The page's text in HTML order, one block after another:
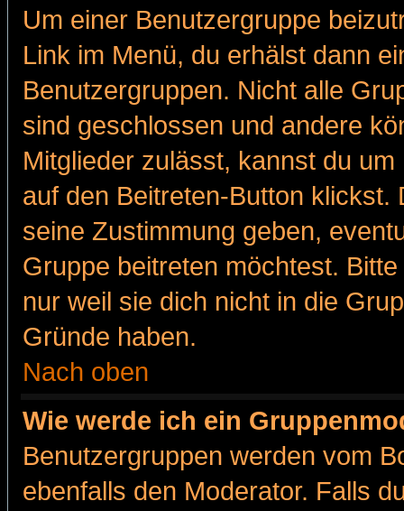
Um einer Benutzergruppe
Link im Menü, du erhälst dann
Benutzergruppen. Nicht alle
sind geschlossen und andere
Mitglieder zulässt, kannst du
auf den Beitreten-Button
seine Zustimmung geben,
Gruppe beitreten möchtest.
nur weil sie dich nicht in die
Gründe haben.
Nach oben
Wie werde ich ein
Benutzergruppen werden vom
ebenfalls den Moderator. Falls